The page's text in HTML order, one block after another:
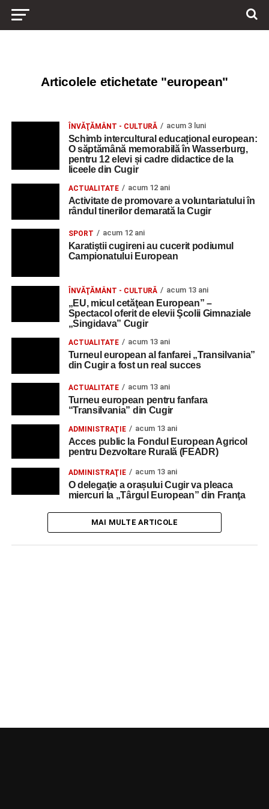
Articolele etichetate "european"
ÎNVĂŢĂMÂNT - CULTURĂ acum 3 luni
Schimb intercultural educațional european:
O săptămână memorabilă în Wasserburg,
pentru 12 elevi și cadre didactice de la
liceele din Cugir
ACTUALITATE acum 12 ani
Activitate de promovare a voluntariatului în
rândul tinerilor demarată la Cugir
SPORT acum 12 ani
Karatiştii cugireni au cucerit podiumul
Campionatului European
ÎNVĂŢĂMÂNT - CULTURĂ acum 13 ani
„EU, micul cetăţean European” –
Spectacol oferit de elevii Şcolii Gimnaziale
„Singidava” Cugir
ACTUALITATE acum 13 ani
Turneul european al fanfarei „Transilvania”
din Cugir a fost un real succes
ACTUALITATE acum 13 ani
Turneu european pentru fanfara
“Transilvania” din Cugir
ADMINISTRAŢIE acum 13 ani
Acces public la Fondul European Agricol
pentru Dezvoltare Rurală (FEADR)
ADMINISTRAŢIE acum 13 ani
O delegaţie a orașului Cugir va pleaca
miercuri la „Târgul European” din Franţa
MAI MULTE ARTICOLE